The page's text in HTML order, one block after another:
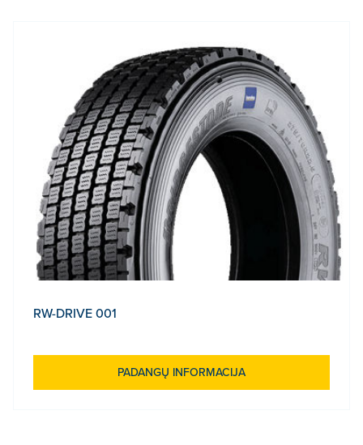
RW-DRIVE 001
PADANGŲ INFORMACIJA